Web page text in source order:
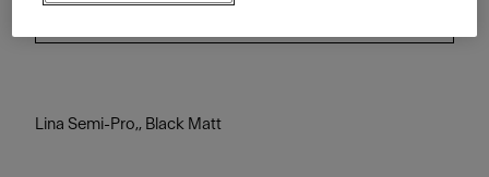
Lina Semi-Pro,, Black Matt